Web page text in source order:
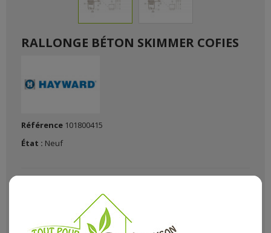
RALLONGE BÉTON SKIMMER COFIES
Référence 101800415
État : Neuf